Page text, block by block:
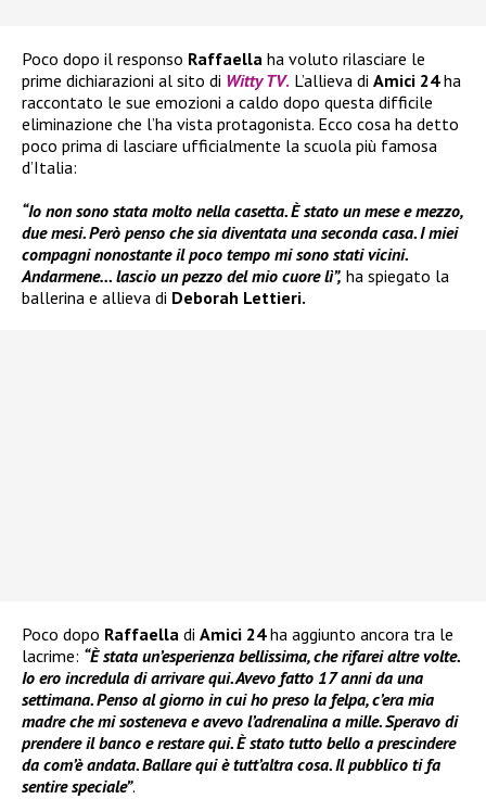
Poco dopo il responso Raffaella ha voluto rilasciare le
prime dichiarazioni al sito di Witty TV. L’allieva di Amici 24ha
raccontato le sue emozioni a caldo dopo questa difficile
eliminazione che l’ha vista protagonista. Ecco cosa ha detto
poco prima di lasciare ufficialmente la scuola più famosa
d’Italia:
“Io non sono stata molto nella casetta. È stato un mese e mezzo,
due mesi. Però penso che sia diventata una seconda casa. I miei
compagni nonostante il poco tempo mi sono stati vicini.
Andarmene… lascio un pezzo del mio cuore lì”, ha spiegato la
ballerina e allieva di Deborah Lettieri.
Poco dopo Raffaella di Amici 24ha aggiunto ancora tra le
lacrime: “È stata un’esperienza bellissima, che rifarei altre volte.
Io ero incredula di arrivare qui. Avevo fatto 17 anni da una
settimana. Penso al giorno in cui ho preso la felpa, c’era mia
madre che mi sosteneva e avevo l’adrenalina a mille. Speravo di
prendere il banco e restare qui. È stato tutto bello a prescindere
da com’è andata. Ballare qui è tutt’altra cosa. Il pubblico ti fa
sentire speciale”.